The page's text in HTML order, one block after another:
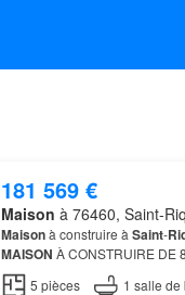
181 569 €
Maison à 76460, Saint-
Maisonà construire à Saint-
MAISON À CONSTRUIRE DE
SITUÉE…
5 pièces 1 salle de